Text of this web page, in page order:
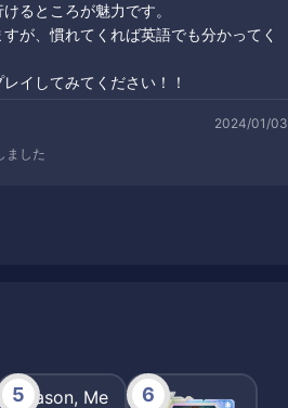
るところが魅力です。
が、慣れてくれば英語でも分かってく
イしてみてください！！
2024/01/03
ました
5 6